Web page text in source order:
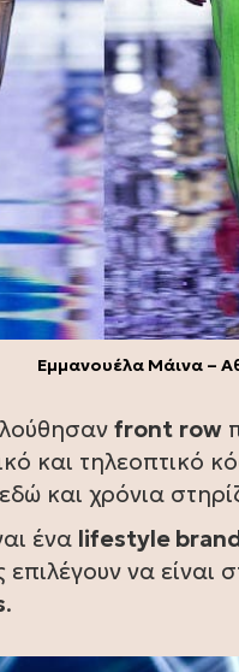
Εμμανουέλα Μάινα –
front row
και τηλεοπτικό
και χρόνια
ένα lifestyle
να είναι
.